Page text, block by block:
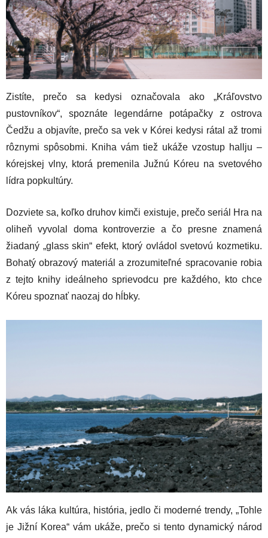
Zistíte, prečo sa kedysi označovala ako „Kráľovstvo
pustovníkov“, spoznáte legendárne potápačky z ostrova
Čedžu a objavíte, prečo sa vek v Kórei kedysi rátal až tromi
rôznymi spôsobmi. Kniha vám tiež ukáže vzostup hallju –
kórejskej vlny, ktorá premenila Južnú Kóreu na svetového
lídra popkultúry.
Dozviete sa, koľko druhov kimči existuje, prečo seriál Hra na
oliheň vyvolal doma kontroverzie a čo presne znamená
žiadaný „glass skin“ efekt, ktorý ovládol svetovú kozmetiku.
Bohatý obrazový materiál a zrozumiteľné spracovanie robia
z tejto knihy ideálneho sprievodcu pre každého, kto chce
Kóreu spoznať naozaj do hĺbky.
Ak vás láka kultúra, história, jedlo či moderné trendy, „Tohle
je Jižní Korea“ vám ukáže, prečo si tento dynamický národ